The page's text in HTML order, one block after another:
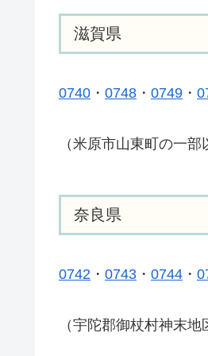
滋賀県
0740 ・ 0748 ・ 0749 ・
（米原市山東町の一部
奈良県
0742 ・ 0743 ・ 0744 ・
（宇陀郡御杖村神末地